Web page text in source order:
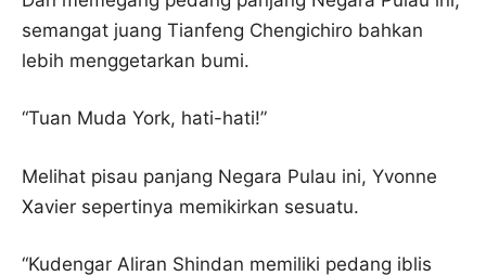
semangat juang Tianfeng Chengichiro bahkan
lebih menggetarkan bumi.
“Tuan Muda York, hati-hati!”
Melihat pisau panjang Negara Pulau ini, Yvonne
Xavier sepertinya memikirkan sesuatu.
“Kudengar Aliran Shindan memiliki pedang iblis